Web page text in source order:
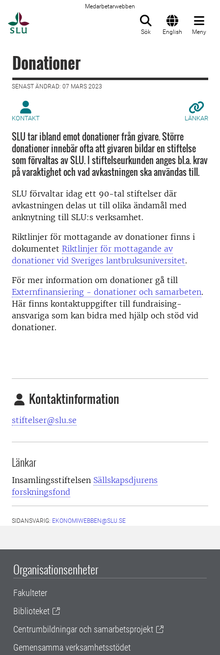
Medarbetarwebben
Sök English Meny
Donationer
SENAST ÄNDRAD: 07 MARS 2023
KONTAKT LÄNKAR
SLU tar ibland emot donationer från givare. Större
donationer innebär ofta att givaren bildar en stiftelse
som förvaltas av SLU. I stiftelseurkunden anges bl.a. krav
på varaktighet och vad avkastningen ska användas till.
SLU förvaltar idag ett 90-tal stiftelser där
avkastningen delas ut till olika ändamål med
anknytning till SLU:s verksamhet.
Riktlinjer för mottagande av donationer finns i
dokumentet Riktlinjer för mottagande av
donationer vid Sveriges lantbruksuniversitet.
För mer information om donationer gå till
Externfinansiering - donationer och samarbeten.
Här finns kontaktuppgifter till fundraising-
ansvariga som kan bidra med hjälp och stöd vid
donationer.
Kontaktinformation
stiftelser@slu.se
Länkar
Insamlingsstiftelsen Sällskapsdjurens
forskningsfond
SIDANSVARIG: EKONOMIWEBBEN@SLU.SE
Organisationsenheter
Fakulteter
Biblioteket
Centrumbildningar och samarbetsprojekt
Gemensamma verksamhetsstödet